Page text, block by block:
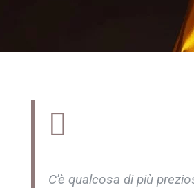
C'è qualcosa di più